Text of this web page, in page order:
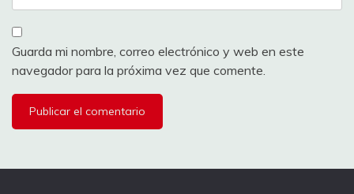
Guarda mi nombre, correo electrónico y web en este
navegador para la próxima vez que comente.